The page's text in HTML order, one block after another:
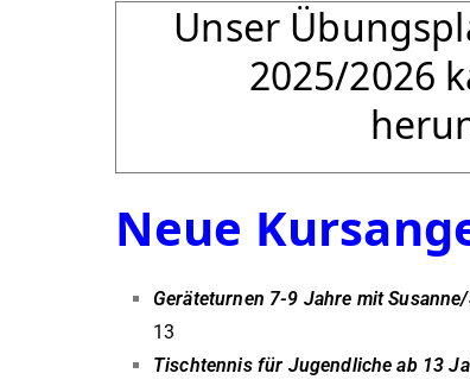
Unser
2025/2026
Neue
Geräteturnen 7-9 Jahre mit Susanne/
13
Tischtennis für Jugendliche ab 13